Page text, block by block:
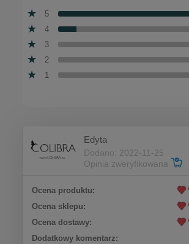
5
4
3
2
1
Edyta
Dodano: 2022-11-25
Opinia zweryfikowana
Ocena produktu:
Ocena sklepu:
Ocena dostawy:
Dodatkowy komentarz: